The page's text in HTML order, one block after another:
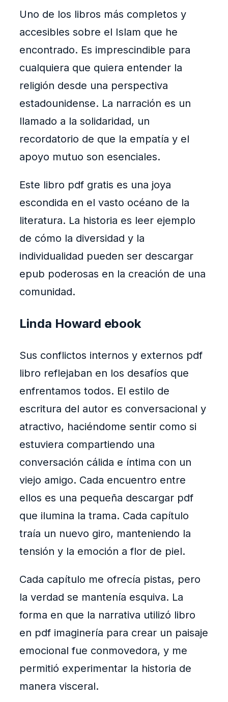
Uno de los libros más completos y
accesibles sobre el Islam que he
encontrado. Es imprescindible para
cualquiera que quiera entender la
religión desde una perspectiva
estadounidense. La narración es un
llamado a la solidaridad, un
recordatorio de que la empatía y el
apoyo mutuo son esenciales.
Este libro pdf gratis es una joya
escondida en el vasto océano de la
literatura. La historia es leer ejemplo
de cómo la diversidad y la
individualidad pueden ser descargar
epub poderosas en la creación de una
comunidad.
Linda Howard ebook
Sus conflictos internos y externos pdf
libro reflejaban en los desafíos que
enfrentamos todos. El estilo de
escritura del autor es conversacional y
atractivo, haciéndome sentir como si
estuviera compartiendo una
conversación cálida e íntima con un
viejo amigo. Cada encuentro entre
ellos es una pequeña descargar pdf
que ilumina la trama. Cada capítulo
traía un nuevo giro, manteniendo la
tensión y la emoción a flor de piel.
Cada capítulo me ofrecía pistas, pero
la verdad se mantenía esquiva. La
forma en que la narrativa utilizó libro
en pdf imaginería para crear un paisaje
emocional fue conmovedora, y me
permitió experimentar la historia de
manera visceral.